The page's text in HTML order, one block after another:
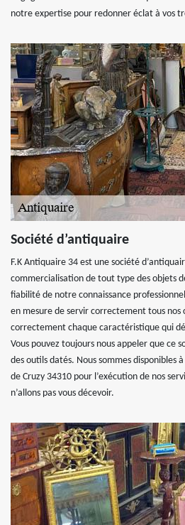
notre expertise pour redonner éclat à vos
Société d’antiquaire
F.K Antiquaire 34 est une société
commercialisation de tout type des objets
fiabilité de notre connaissance
en mesure de servir correctement tous
correctement chaque caractéristique qui
Vous pouvez toujours nous appeler que ce
des outils datés. Nous sommes disponibles
de Cruzy 34310 pour l’exécution de nos
n’allons pas vous décevoir.